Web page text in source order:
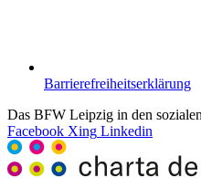
Barrierefreiheitserklärung
Das BFW Leipzig in den
Facebook Xing Linkedin